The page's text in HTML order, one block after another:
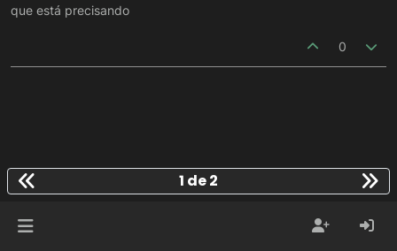
que está precisando
0
1 de 2